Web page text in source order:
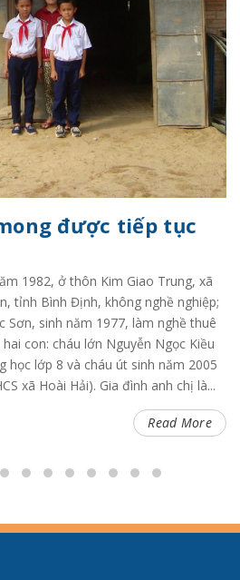
được tiếp tục
1982, ở thôn Kim Giao Trung, xã
tỉnh Bình Định, không nghề nghiệp;
Sơn, sinh năm 1977, làm nghề thuê
con: cháu lớn Nguyễn Ngọc Kiều
học lớp 8 và cháu út sinh năm 2005
xã Hoài Hải). Gia đình anh chị là...
Read More